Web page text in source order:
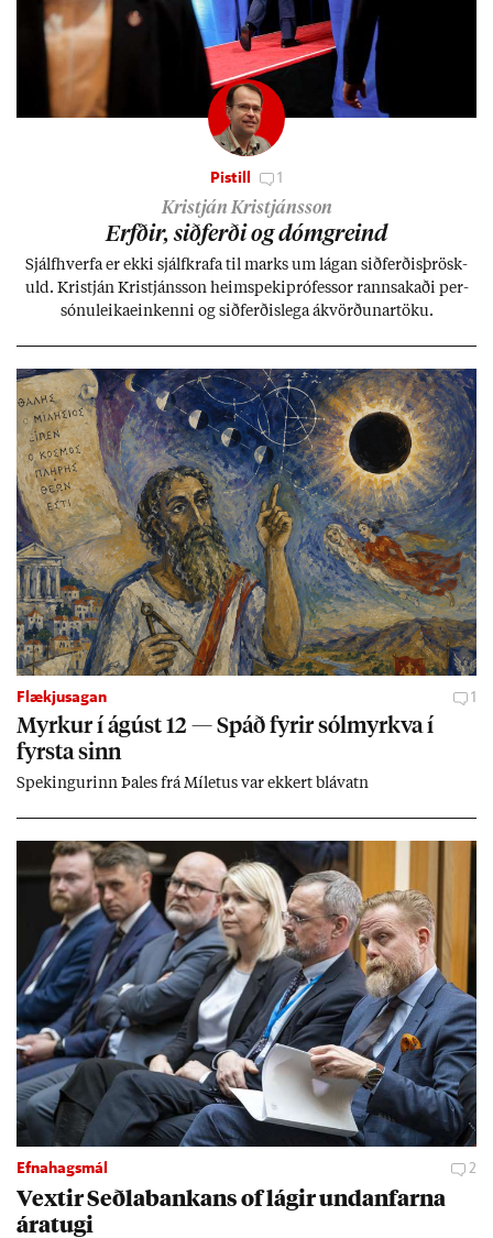
Pistill 1
Kristján Kristjánsson
Erfð­ir, sið­ferði og dómgreind
Sjálf­hverfa er ekki sjálf­krafa til marks um lág­an sið­ferð­is­þrösk­
uld. Kristján Kristjáns­son heim­speki­pró­fess­or rann­sak­aði per­
sónu­leika­ein­kenni og sið­ferð­is­lega ákvörð­un­ar­töku.
Flækjusagan 1
Myrk­ur í ág­úst 12 — Spáð fyr­ir sól­myrkva í
fyrsta sinn
Spek­ing­ur­inn Þa­les frá Míletus var ekk­ert blá­vatn
Efnahagsmál 2
Vext­ir Seðla­bank­ans of lág­ir und­an­farna
ára­tugi